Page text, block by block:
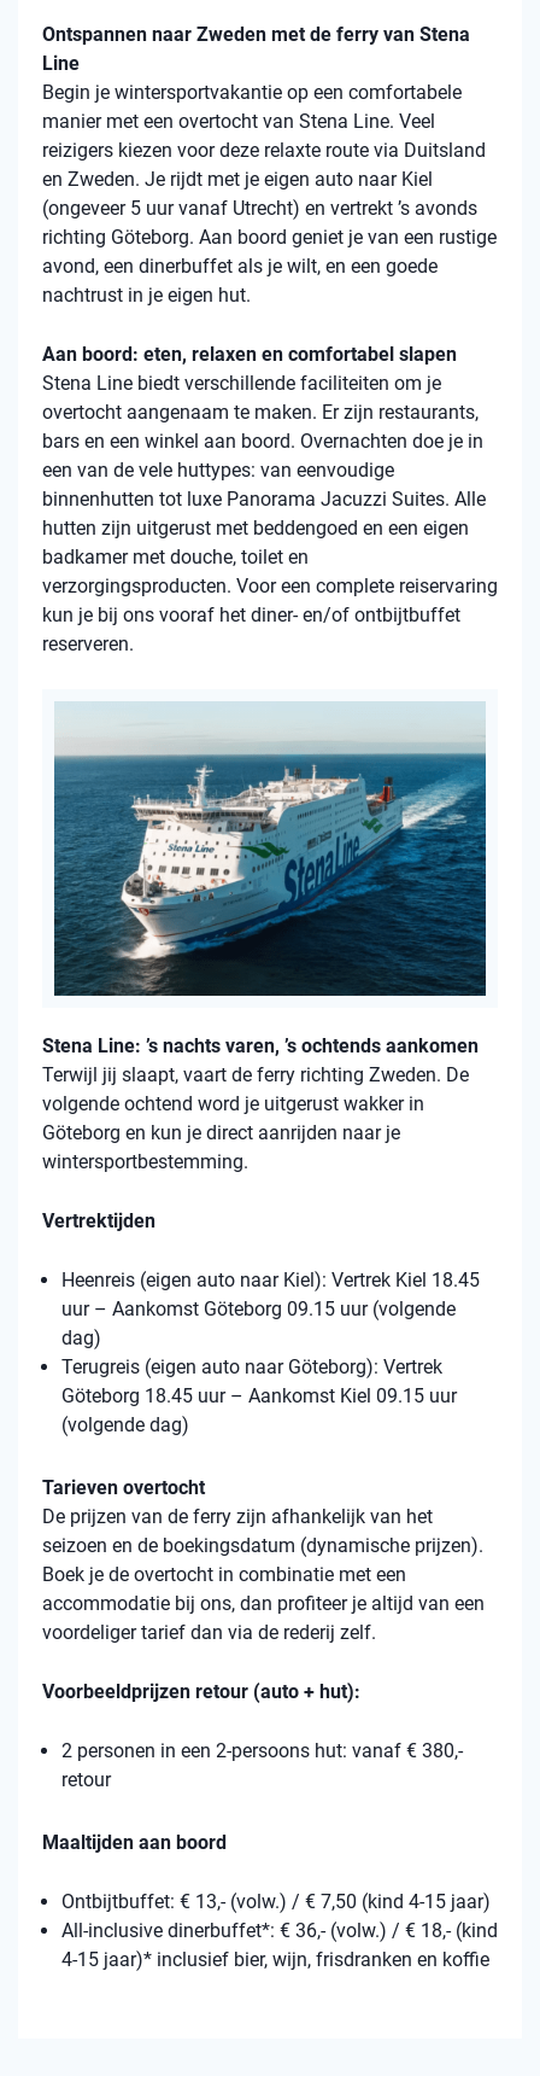
Ontspannen naar Zweden met de ferry van Stena
Line
Begin je wintersportvakantie op een comfortabele
manier met een overtocht van Stena Line. Veel
reizigers kiezen voor deze relaxte route via Duitsland
en Zweden. Je rijdt met je eigen auto naar Kiel
(ongeveer 5 uur vanaf Utrecht) en vertrekt ’s avonds
richting Göteborg. Aan boord geniet je van een rustige
avond, een dinerbuffet als je wilt, en een goede
nachtrust in je eigen hut.
Aan boord: eten, relaxen en comfortabel slapen
Stena Line biedt verschillende faciliteiten om je
overtocht aangenaam te maken. Er zijn restaurants,
bars en een winkel aan boord. Overnachten doe je in
een van de vele huttypes: van eenvoudige
binnenhutten tot luxe Panorama Jacuzzi Suites. Alle
hutten zijn uitgerust met beddengoed en een eigen
badkamer met douche, toilet en
verzorgingsproducten. Voor een complete reiservaring
kun je bij ons vooraf het diner- en/of ontbijtbuffet
reserveren.
Stena Line: ’s nachts varen, ’s ochtends aankomen
Terwijl jij slaapt, vaart de ferry richting Zweden. De
volgende ochtend word je uitgerust wakker in
Göteborg en kun je direct aanrijden naar je
wintersportbestemming.
Vertrektijden
Heenreis (eigen auto naar Kiel): Vertrek Kiel 18.45
uur – Aankomst Göteborg 09.15 uur (volgende
dag)
Terugreis (eigen auto naar Göteborg): Vertrek
Göteborg 18.45 uur – Aankomst Kiel 09.15 uur
(volgende dag)
Tarieven overtocht
De prijzen van de ferry zijn afhankelijk van het
seizoen en de boekingsdatum (dynamische prijzen).
Boek je de overtocht in combinatie met een
accommodatie bij ons, dan profiteer je altijd van een
voordeliger tarief dan via de rederij zelf.
Voorbeeldprijzen retour (auto + hut):
2 personen in een 2-persoons hut: vanaf € 380,-
retour
Maaltijden aan boord
Ontbijtbuffet: € 13,- (volw.) / € 7,50 (kind 4-15 jaar)
All-inclusive dinerbuffet*: € 36,- (volw.) / € 18,- (kind
4-15 jaar)* inclusief bier, wijn, frisdranken en koffie